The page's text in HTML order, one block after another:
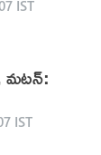
IST
మటన్:
IST